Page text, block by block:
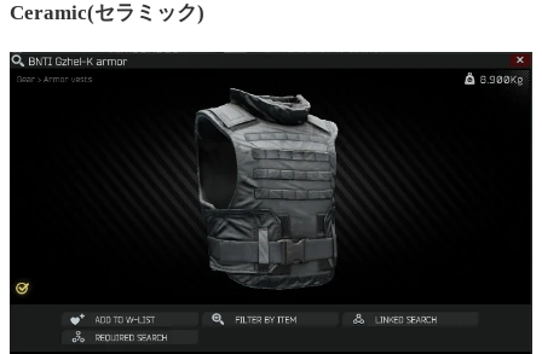
Ceramic(セラミック)